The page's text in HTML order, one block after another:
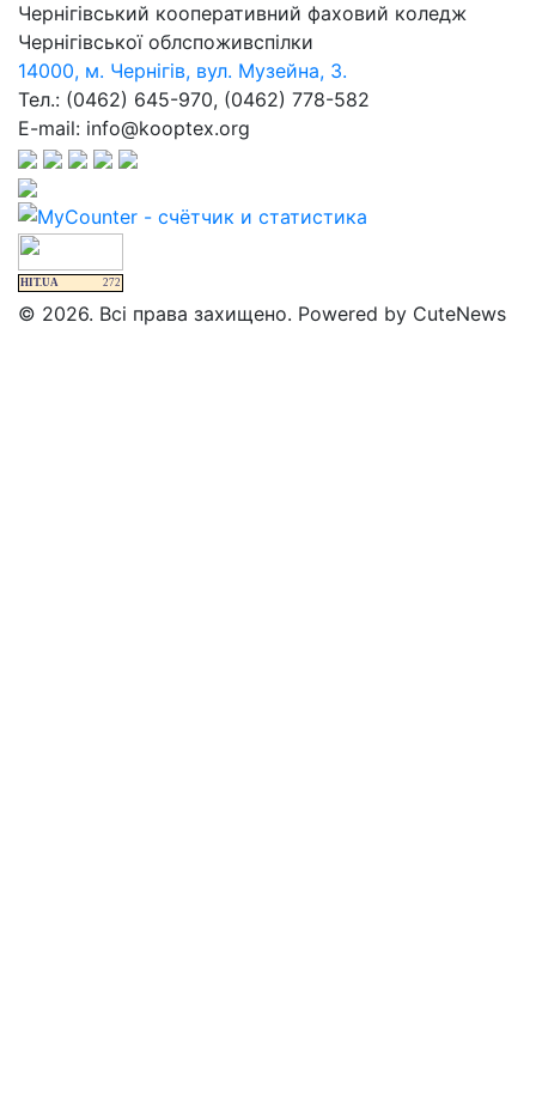
Чернігівський кооперативний фаховий коледж
Чернігівської облспоживспілки
14000, м. Чернігів, вул. Музейна, 3.
Тел.: (0462) 645-970, (0462) 778-582
E-mail: info@kooptex.org
HIT.UA 272
© 2026. Всі права захищено. Powered by CuteNews